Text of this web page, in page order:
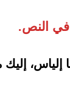
النص.
إلياس،